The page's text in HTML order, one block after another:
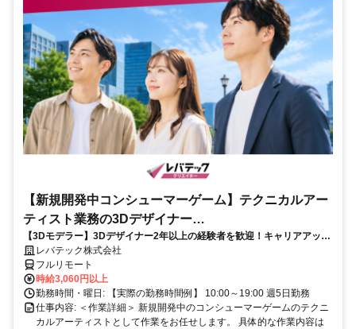
【新規開発中コンシューマーゲーム】テクニカルアー
ティスト業務の3Dデザイナー
_LTCR547867_CP_CRG
【3Dモデラー】3Dデザイナー2年以上の経験者を歓迎！キャリアアップ
を目指したい方も大歓迎♪
レバテック株式会社
フルリモート
時給3,060円以上
勤務時間・曜日: 【実際の勤務時間例】 10:00～19:00 週5日勤務
仕事内容: ＜作業詳細＞ 新規開発中のコンシューマーゲームのテクニ
カルアーティストとして作業をお任せします。 具体的な作業内容は